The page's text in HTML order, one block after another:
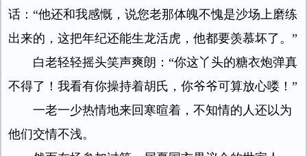
话：“他还和我感慨，说您老那体魄不愧是沙场上磨练
出来的，这把年纪还能生龙活虎，他都要羡慕坏了。”
白老轻轻摇头笑声爽朗：“你这丫头的糖衣炮弹真
不得了！我看有你操持着胡氏，你爷爷可算放心喽！”
一老一少热情地来回寒暄着，不知情的人还以为
他们交情不浅。